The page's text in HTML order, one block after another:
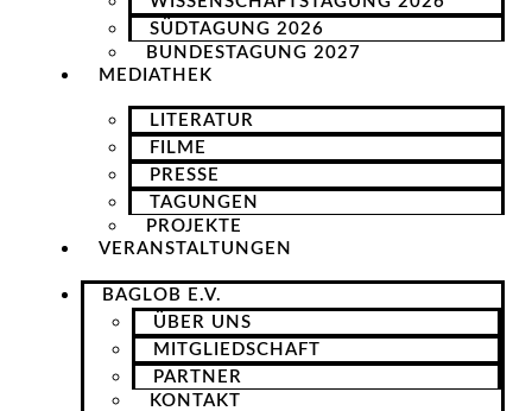
SÜDTAGUNG 2026
BUNDESTAGUNG 2027
MEDIATHEK
LITERATUR
FILME
PRESSE
TAGUNGEN
PROJEKTE
VERANSTALTUNGEN
BAGLOB E.V.
ÜBER UNS
MITGLIEDSCHAFT
PARTNER
KONTAKT